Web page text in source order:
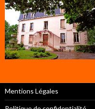
Mentions Légales